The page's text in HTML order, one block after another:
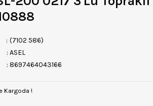
(7102 586)
: ASEL
: 8697464043166
Kargoda !